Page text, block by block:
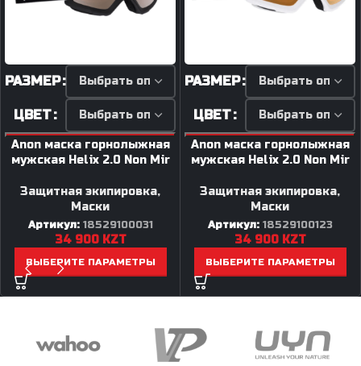
РАЗМЕР
ЦВЕТ
Anon маска горнолыжная
мужская Helix 2.0 Non Mir
Защитная экипировка,
Маски
Артикул: 18529100031
34 900 KZT
ВЫБЕРИТЕ ПАРАМЕТРЫ
РАЗМЕР
ЦВЕТ
Anon маска горнолыжная
мужская Helix 2.0 Non Mir
Защитная экипировка,
Маски
Артикул: 18529100123
34 900 KZT
ВЫБЕРИТЕ ПАРАМЕТРЫ